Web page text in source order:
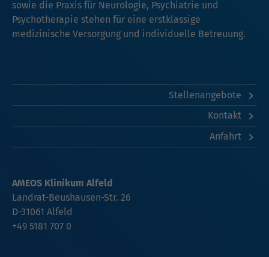
sowie die Praxis für Neurologie, Psychiatrie und
Psychotherapie stehen für eine erstklassige
medizinische Versorgung und individuelle Betreuung.
Stellenangebote
Kontakt
Anfahrt
AMEOS Klinikum Alfeld
Landrat-Beushausen-Str. 26
D-31061 Alfeld
+49 5181 707 0